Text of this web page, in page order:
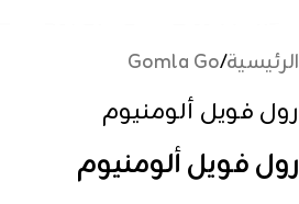
الرئيسية/
Gomla Go
رول فويل ألومنيوم
رول فويل ألومنيوم